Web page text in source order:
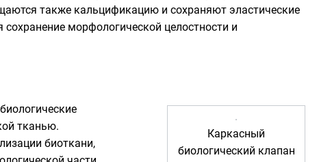
также кальцификацию и сохраняют эластические
морфологической целостности и
Каркасный
биологический клапан
тканью.
биоткани,